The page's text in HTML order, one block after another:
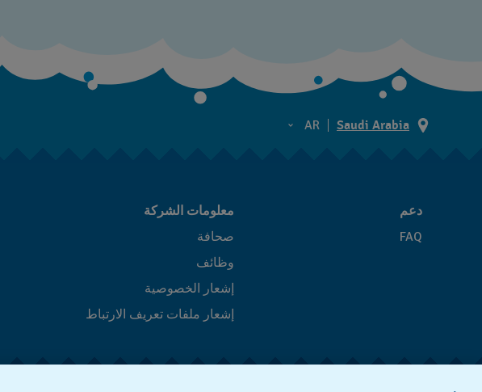
Saudi Arabia
AR
دعم
FAQ
معلومات الشركة
صحافة
وظائف
إشعار الخصوصية
إشعار ملفات تعريف الارتباط